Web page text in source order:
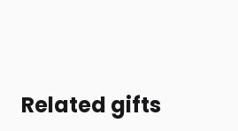
Related gifts